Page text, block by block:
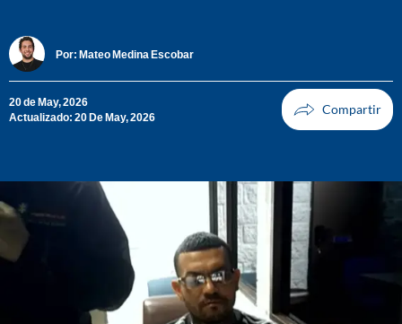
Por: Mateo Medina Escobar
20 de May, 2026
Actualizado: 20 De May, 2026